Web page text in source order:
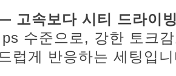
고속보다 시티 드라이
수준으로, 강한 토크
럽게 반응하는 세팅입